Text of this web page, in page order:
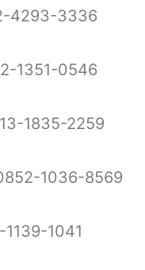
4293-3336
1351-0546
1835-2259
1036-8569
1041